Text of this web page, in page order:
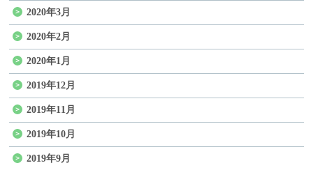
2020年3月
2020年2月
2020年1月
2019年12月
2019年11月
2019年10月
2019年9月